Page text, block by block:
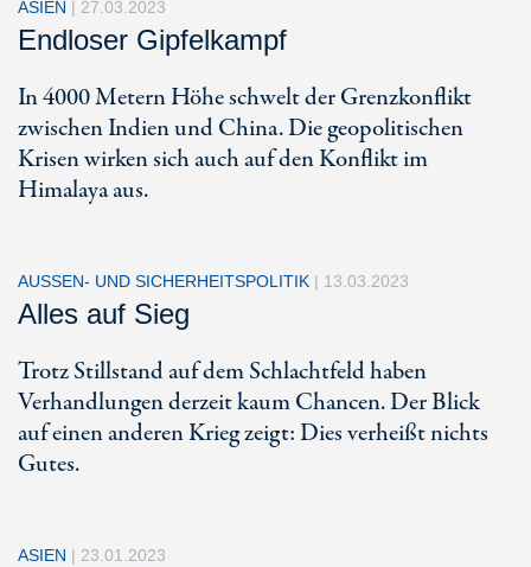
ASIEN | 27.03.2023
Endloser Gipfelkampf
In 4000 Metern Höhe schwelt der Grenzkonflikt
zwischen Indien und China. Die geopolitischen
Krisen wirken sich auch auf den Konflikt im
Himalaya aus.
AUSSEN- UND SICHERHEITSPOLITIK | 13.03.2023
Alles auf Sieg
Trotz Stillstand auf dem Schlachtfeld haben
Verhandlungen derzeit kaum Chancen. Der Blick
auf einen anderen Krieg zeigt: Dies verheißt nichts
Gutes.
ASIEN | 23.01.2023